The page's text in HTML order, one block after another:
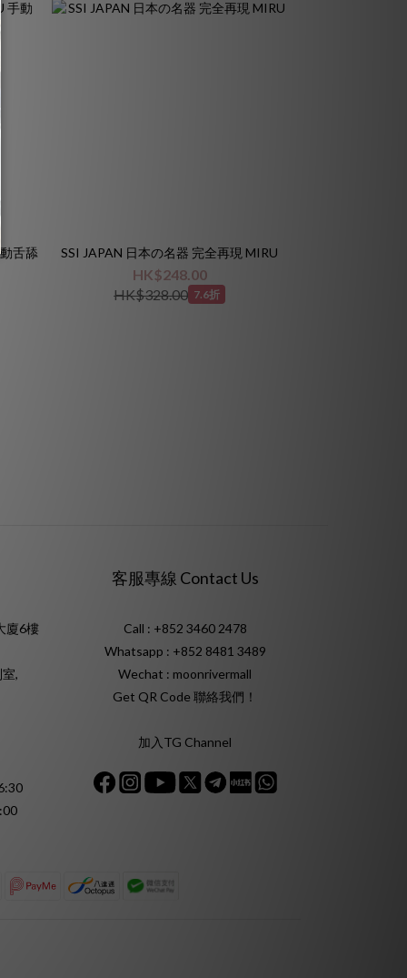
舌舔 SSI JAPAN 日本の名器 完全再現 MIRU
HK$248.00
HK$328.00 7.6折
廈6樓
,
客服專線 Contact Us
Call : +852 3460 2478
Whatsapp : +852 8481 3489
Wechat : moonrivermall
Get QR Code 聯絡我們！
加入TG Channel